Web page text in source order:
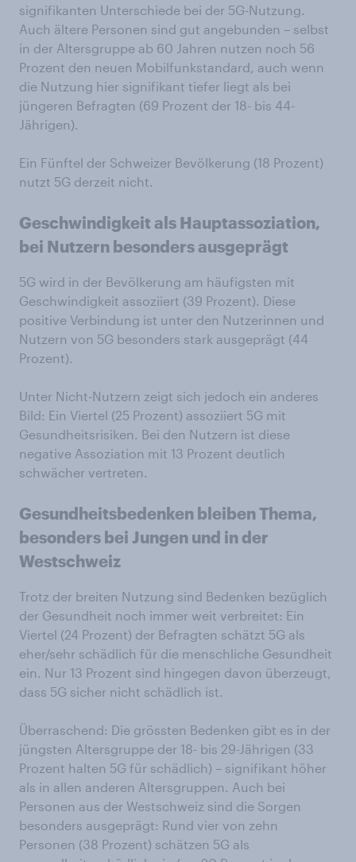
signifikanten Unterschiede bei der 5G-Nutzung.
Auch ältere Personen sind gut angebunden – selbst
in der Altersgruppe ab 60 Jahren nutzen noch 56
Prozent den neuen Mobilfunkstandard, auch wenn
die Nutzung hier signifikant tiefer liegt als bei
jüngeren Befragten (69 Prozent der 18- bis 44-
Jährigen).
Ein Fünftel der Schweizer Bevölkerung (18 Prozent)
nutzt 5G derzeit nicht.
Geschwindigkeit als Hauptassoziation,
bei Nutzern besonders ausgeprägt
5G wird in der Bevölkerung am häufigsten mit
Geschwindigkeit assoziiert (39 Prozent). Diese
positive Verbindung ist unter den Nutzerinnen und
Nutzern von 5G besonders stark ausgeprägt (44
Prozent).
Unter Nicht-Nutzern zeigt sich jedoch ein anderes
Bild: Ein Viertel (25 Prozent) assoziiert 5G mit
Gesundheitsrisiken. Bei den Nutzern ist diese
negative Assoziation mit 13 Prozent deutlich
schwächer vertreten.
Gesundheitsbedenken bleiben Thema,
besonders bei Jungen und in der
Westschweiz
Trotz der breiten Nutzung sind Bedenken bezüglich
der Gesundheit noch immer weit verbreitet: Ein
Viertel (24 Prozent) der Befragten schätzt 5G als
eher/sehr schädlich für die menschliche Gesundheit
ein. Nur 13 Prozent sind hingegen davon überzeugt,
dass 5G sicher nicht schädlich ist.
Überraschend: Die grössten Bedenken gibt es in der
jüngsten Altersgruppe der 18- bis 29-Jährigen (33
Prozent halten 5G für schädlich) – signifikant höher
als in allen anderen Altersgruppen. Auch bei
Personen aus der Westschweiz sind die Sorgen
besonders ausgeprägt: Rund vier von zehn
Personen (38 Prozent) schätzen 5G als